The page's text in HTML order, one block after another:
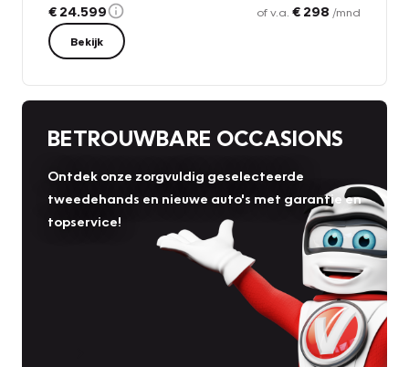
€ 24.599 of v.a. € 298 /mnd
Bekijk
BETROUWBARE OCCASIONS
Ontdek onze zorgvuldig geselecteerde
tweedehands en nieuwe auto's met garantie en
topservice!